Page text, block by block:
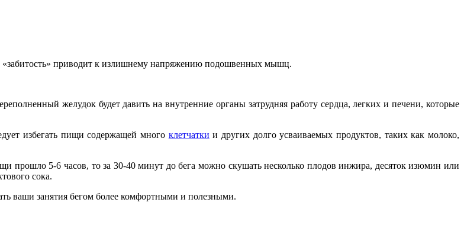
приводит к излишнему напряжению подошвенных мышц.
желудок будет давить на внутренние органы затрудняя работу сердца, легких и печени, которые
избегать пищи содержащей много клетчатки и других долго усваиваемых продуктов, таких как молоко,
прошло 5-6 часов, то за 30-40 минут до бега можно скушать несколько плодов инжира, десяток изюмин или
сока.
ваши занятия бегом более комфортными и полезными.